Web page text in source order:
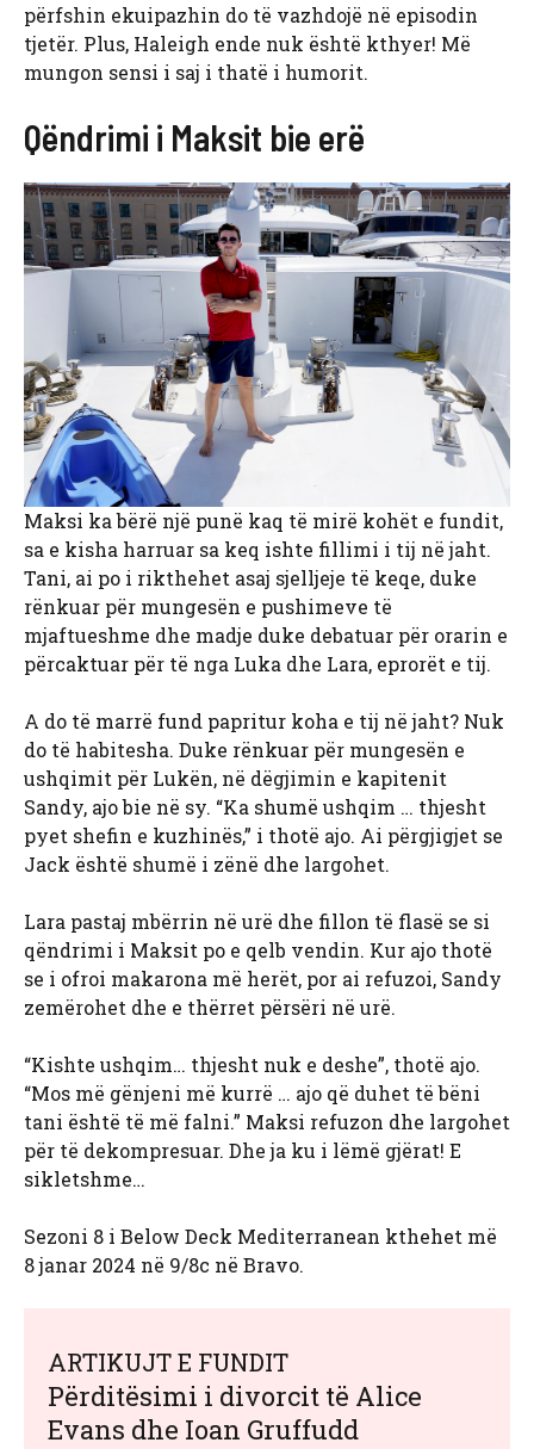
përfshin ekuipazhin do të vazhdojë në episodin
tjetër. Plus, Haleigh ende nuk është kthyer! Më
mungon sensi i saj i thatë i humorit.
Qëndrimi i Maksit bie erë
Maksi ka bërë një punë kaq të mirë kohët e fundit,
sa e kisha harruar sa keq ishte fillimi i tij në jaht.
Tani, ai po i rikthehet asaj sjelljeje të keqe, duke
rënkuar për mungesën e pushimeve të
mjaftueshme dhe madje duke debatuar për orarin e
përcaktuar për të nga Luka dhe Lara, eprorët e tij.
A do të marrë fund papritur koha e tij në jaht? Nuk
do të habitesha. Duke rënkuar për mungesën e
ushqimit për Lukën, në dëgjimin e kapitenit
Sandy, ajo bie në sy. “Ka shumë ushqim … thjesht
pyet shefin e kuzhinës,” i thotë ajo. Ai përgjigjet se
Jack është shumë i zënë dhe largohet.
Lara pastaj mbërrin në urë dhe fillon të flasë se si
qëndrimi i Maksit po e qelb vendin. Kur ajo thotë
se i ofroi makarona më herët, por ai refuzoi, Sandy
zemërohet dhe e thërret përsëri në urë.
“Kishte ushqim… thjesht nuk e deshe”, thotë ajo.
“Mos më gënjeni më kurrë … ajo që duhet të bëni
tani është të më falni.” Maksi refuzon dhe largohet
për të dekompresuar. Dhe ja ku i lëmë gjërat! E
sikletshme…
Sezoni 8 i Below Deck Mediterranean kthehet më
8 janar 2024 në 9/8c në Bravo.
ARTIKUJT E FUNDIT
Përditësimi i divorcit të Alice
Evans dhe Ioan Gruffudd